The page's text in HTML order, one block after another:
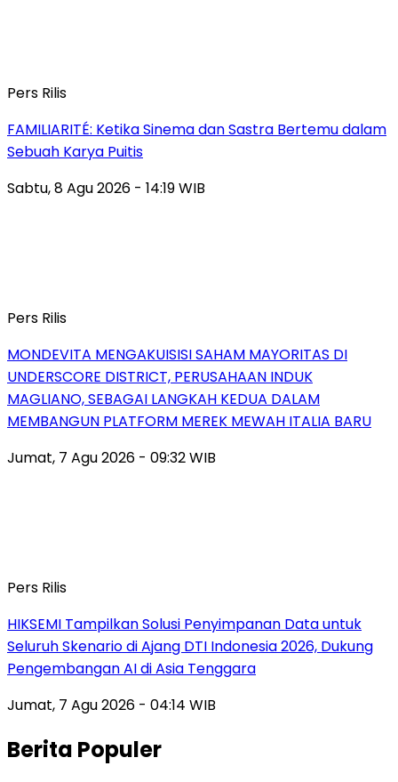
Pers Rilis
FAMILIARITÉ: Ketika Sinema dan Sastra Bertemu dalam
Sebuah Karya Puitis
Sabtu, 8 Agu 2026 - 14:19 WIB
Pers Rilis
MONDEVITA MENGAKUISISI SAHAM MAYORITAS DI
UNDERSCORE DISTRICT, PERUSAHAAN INDUK
MAGLIANO, SEBAGAI LANGKAH KEDUA DALAM
MEMBANGUN PLATFORM MEREK MEWAH ITALIA BARU
Jumat, 7 Agu 2026 - 09:32 WIB
Pers Rilis
HIKSEMI Tampilkan Solusi Penyimpanan Data untuk
Seluruh Skenario di Ajang DTI Indonesia 2026, Dukung
Pengembangan AI di Asia Tenggara
Jumat, 7 Agu 2026 - 04:14 WIB
Berita Populer